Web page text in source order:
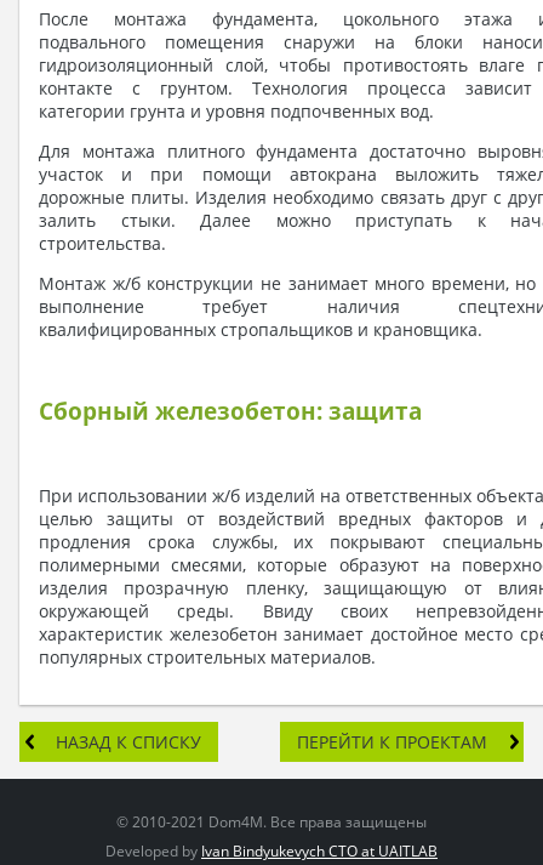
После монтажа фундамента, цокольного этажа
подвального помещения снаружи на блоки
гидроизоляционный слой, чтобы противостоять влаге
контакте с грунтом. Технология процесса
категории грунта и уровня подпочвенных вод.
Для монтажа плитного фундамента достаточно
участок и при помощи автокрана выложить
дорожные плиты. Изделия необходимо связать друг с
залить стыки. Далее можно приступать к
строительства.
Монтаж ж/б конструкции не занимает много времени, но
выполнение требует наличия
квалифицированных стропальщиков и крановщика.
Сборный железобетон: защита
При использовании ж/б изделий на ответственных
целью защиты от воздействий вредных факторов и
продления срока службы, их покрывают
полимерными смесями, которые образуют на
изделия прозрачную пленку, защищающую от
окружающей среды. Ввиду своих
характеристик железобетон занимает достойное место
популярных строительных материалов.
НАЗАД К СПИСКУ ПЕРЕЙТИ К ПРОЕКТАМ
© 2010-2021 Dom4M. Все права защищены
Developed by Ivan Bindyukevych CTO at UAITLAB